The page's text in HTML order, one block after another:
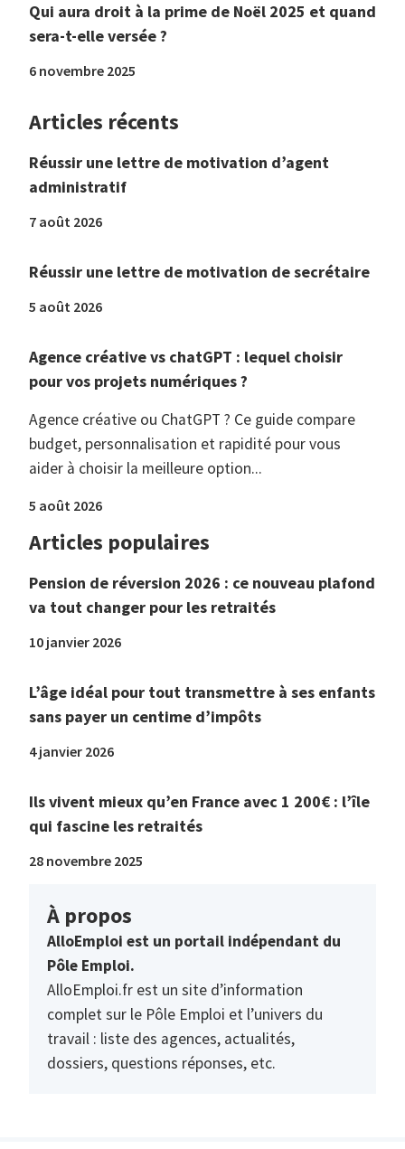
Qui aura droit à la prime de Noël 2025 et quand
sera-t-elle versée ?
6 novembre 2025
Articles récents
Réussir une lettre de motivation d’agent
administratif
7 août 2026
Réussir une lettre de motivation de secrétaire
5 août 2026
Agence créative vs chatGPT : lequel choisir
pour vos projets numériques ?
Agence créative ou ChatGPT ? Ce guide compare
budget, personnalisation et rapidité pour vous
aider à choisir la meilleure option...
5 août 2026
Articles populaires
Pension de réversion 2026 : ce nouveau plafond
va tout changer pour les retraités
10 janvier 2026
L’âge idéal pour tout transmettre à ses enfants
sans payer un centime d’impôts
4 janvier 2026
Ils vivent mieux qu’en France avec 1 200€ : l’île
qui fascine les retraités
28 novembre 2025
À propos
AlloEmploi est un portail indépendant du
Pôle Emploi.
AlloEmploi.fr est un site d’information
complet sur le Pôle Emploi et l’univers du
travail : liste des agences, actualités,
dossiers, questions réponses, etc.